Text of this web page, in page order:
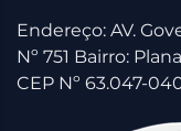
Endereço: AV.
Nº 751 Bairro:
CEP Nº 63.047-